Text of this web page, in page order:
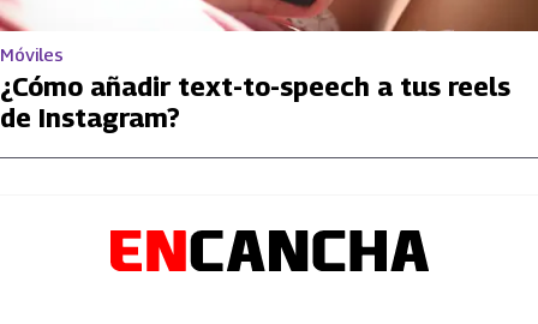
Móviles
¿Cómo añadir text-to-speech a tus reels
de Instagram?